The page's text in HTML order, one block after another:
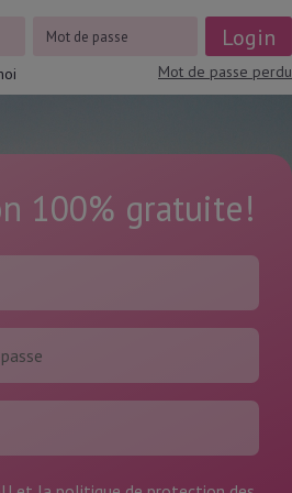
Mot de passe perdu
100% gratuite!